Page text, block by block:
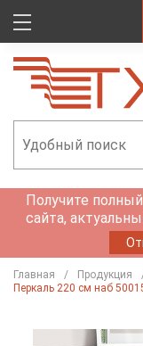
Получите
сайта,
Главная Продукция
Перкаль 220 см наб